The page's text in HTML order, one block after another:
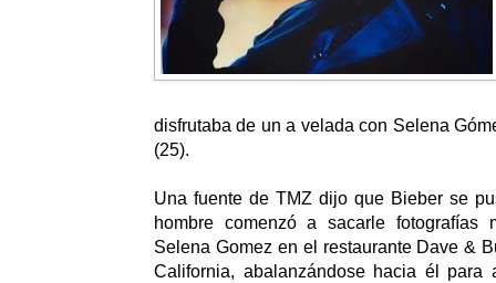
disfrutaba de un a velada con Selena
(25).
Una fuente de TMZ dijo que Bieber se
hombre comenzó a sacarle fotografías
Selena Gomez en el restaurante Dave &
California, abalanzándose hacia él para